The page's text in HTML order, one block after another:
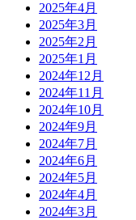
2025年4月
2025年3月
2025年2月
2025年1月
2024年12月
2024年11月
2024年10月
2024年9月
2024年7月
2024年6月
2024年5月
2024年4月
2024年3月